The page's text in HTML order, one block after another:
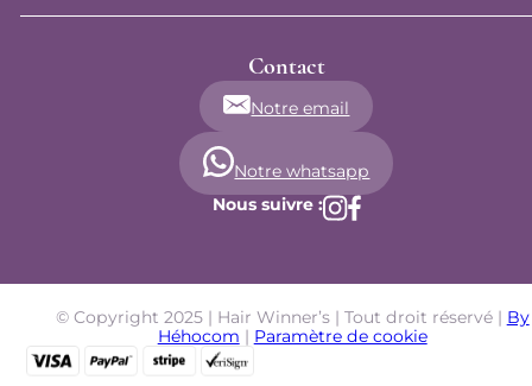
Contact
Notre email
Notre whatsapp
Nous suivre :
© Copyright 2025 | Hair Winner’s | Tout droit réservé | By
Héhocom | Paramètre de cookie